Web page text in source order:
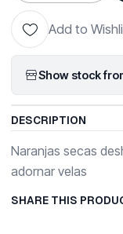
Add to
Show stock
DESCRIPTION
Naranjas secas
adornar velas
SHARE THIS